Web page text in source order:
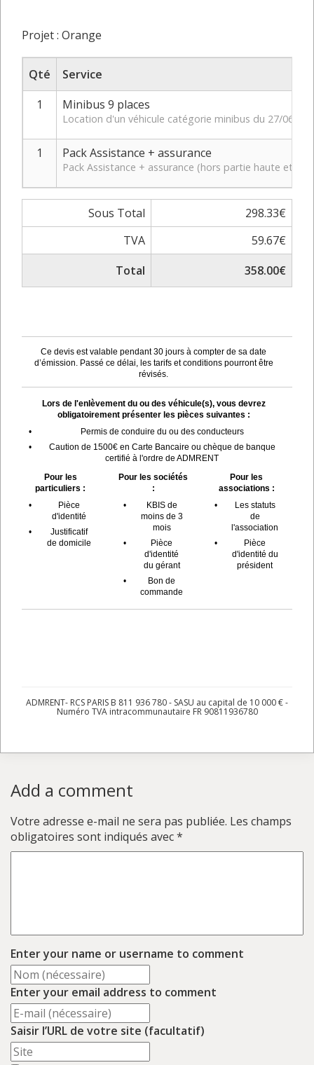
Projet : Orange
Qté
Service
1
Minibus 9 places
Location d'un véhicule catégorie minibus du 27/06/
1 Pack Assistance + assurance
Pack Assistance + assurance (hors partie haute et
Sous Total
298.33€
TVA
59.67€
Total
358.00€
Ce devis est valable pendant 30 jours à compter de sa date
d’émission. Passé ce délai, les tarifs et conditions pourront être
révisés.
Lors de l'enlèvement du ou des véhicule(s), vous devrez
obligatoirement présenter les pièces suivantes :
•
Permis de conduire du ou des conducteurs
•
Caution de 1500€ en Carte Bancaire ou chèque de banque
certifié à l'ordre de ADMRENT
Pour les
particuliers :
•
Pièce
d'identité
•
Justificatif
de domicile
Pour les sociétés
:
•
KBIS de
moins de 3
mois
•
Pièce
d'identité
du gérant
•
Bon de
commande
Pour les
associations :
•
Les statuts
de
l'association
•
Pièce
d'identité du
président
ADMRENT- RCS PARIS B 811 936 780 - SASU au capital de 10 000 € -
Numéro TVA intracommunautaire FR 90811936780
Add a comment
Votre adresse e-mail ne sera pas publiée. Les champs
obligatoires sont indiqués avec*
Enter your name or username to comment
Enter your email address to comment
Saisir l’URL de votre site (facultatif)